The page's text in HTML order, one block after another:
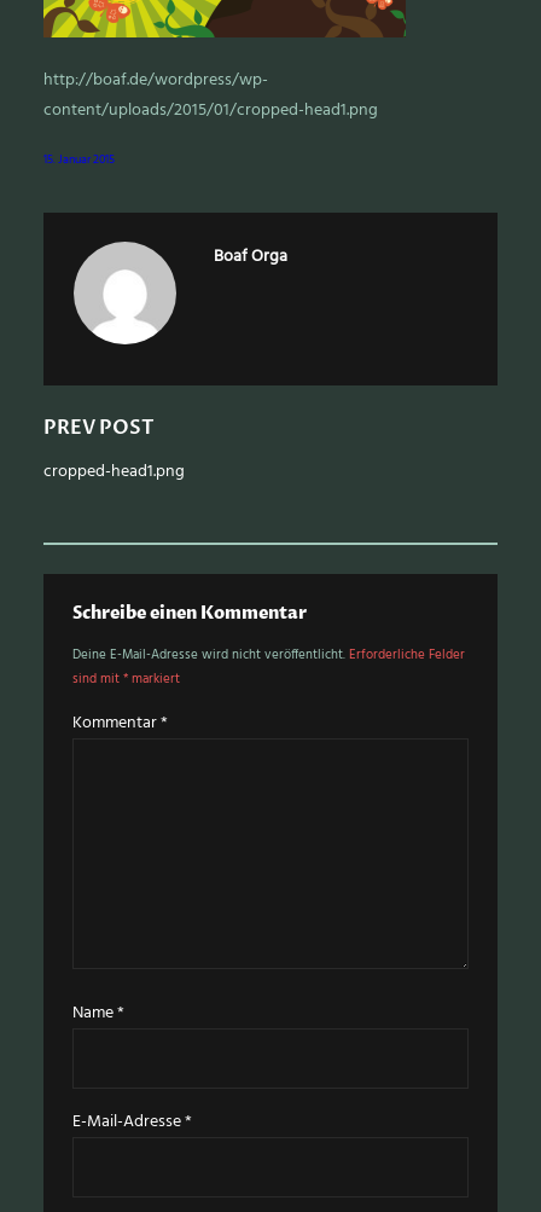
http://boaf.de/wordpress/wp-
content/uploads/2015/01/cropped-head1.png
15. Januar 2015
Boaf Orga
PREV POST
cropped-head1.png
Schreibe einen Kommentar
Deine E-Mail-Adresse wird nicht veröffentlicht.Erforderliche Felder
sind mit*markiert
Kommentar*
Name*
E-Mail-Adresse*
S
a